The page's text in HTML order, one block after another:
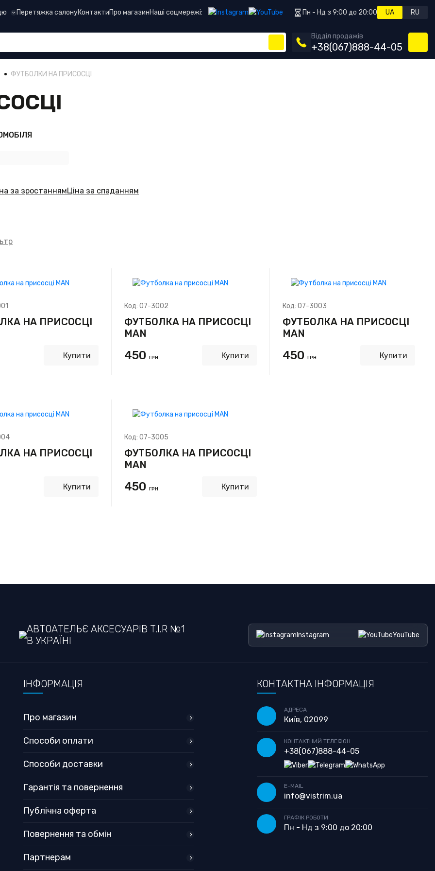
Перетяжка салонуКонтактиПро магазинНаші соцмережі: Пн - Нд з 9:00 до 20:00 UA RU
Відділ продажів
+38(067)888-44-05
ФУТБОЛКИ НА ПРИСОCЦІ
за зростаннямЦіна за спаданням
НА ПРИСОСЦІ
Купити
Код: 07-3002
ФУТБОЛКА НА ПРИСОСЦІ
MAN
450 ГРН Купити
Код: 07-3003
ФУТБОЛКА НА ПРИСОСЦІ
MAN
450 ГРН Купити
НА ПРИСОСЦІ
Купити
Код: 07-3005
ФУТБОЛКА НА ПРИСОСЦІ
MAN
450 ГРН Купити
АВТОАТЕЛЬЄ АКСЕСУАРІВ T.I.R №1
В УКРАЇНІ
Instagram YouTube
ІНФОРМАЦІЯ
Про магазин
Способи оплати
Способи доставки
Гарантія та повернення
Публічна оферта
Повернення та обмін
Партнерам
КОНТАКТНА ІНФОРМАЦІЯ
АДРЕСА
Київ, 02099
КОНТАКТНИЙ ТЕЛЕФОН
+38(067)888-44-05
E-MAIL
info@vistrim.ua
ГРАФІК РОБОТИ
Пн - Нд з 9:00 до 20:00